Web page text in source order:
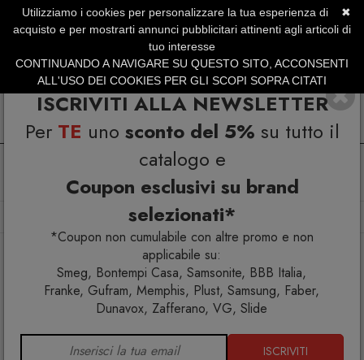
ISCRIVITI ALLA NEWSLETTER
Per TE uno sconto del 5% su tutto il
catalogo e
Coupon esclusivi su brand
selezionati*
*Coupon non cumulabile con altre promo e non
applicabile su:
Smeg, Bontempi Casa, Samsonite, BBB Italia,
Franke, Gufram, Memphis, Plust, Samsung, Faber,
Dunavox, Zafferano, VG, Slide
ISCRIVITI
SERVIZIO CLIENTI +39.0773.470.562
SUMMER SALES | Fino al 31 Agosto
Arredo interno Sedie
✖
Utilizziamo i cookies per personalizzare la tua esperienza di
acquisto e per mostrarti annunci pubblicitari attinenti agli articoli di
tuo interesse
CONTINUANDO A NAVIGARE SU QUESTO SITO, ACCONSENTI
ALL'USO DEI COOKIES PER GLI SCOPI SOPRA CITATI